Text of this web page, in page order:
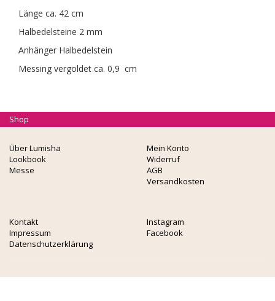
Länge ca. 42 cm
Halbedelsteine 2 mm
Anhänger Halbedelstein
Messing vergoldet ca. 0,9 cm
Über Lumisha
Lookbook
Messe
Mein Konto
Widerruf
AGB
Versandkosten
Kontakt
Impressum
Datenschutzerklärung
Instagram
Facebook
Shop